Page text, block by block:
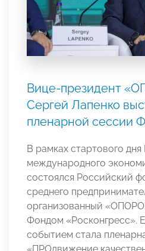
Вице-президент
Сергей Лапенко
пленарной сессии
В рамках стартового дня
международного
состоялся Российский
среднего
организованный
Фондом «Росконгресс».
событием стала